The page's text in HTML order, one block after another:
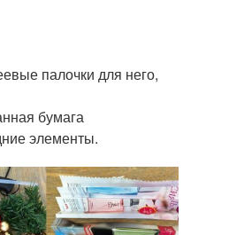
палочки для него,
бумага
элементы.